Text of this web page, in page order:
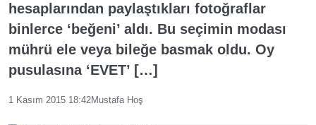
hesaplarından paylaştıkları fotoğraflar
binlerce ‘beğeni’ aldı. Bu seçimin modası
mührü ele veya bileğe basmak oldu. Oy
pusulasına ‘EVET’ […]
1 Kasım 2015 18:42Mustafa Hoş